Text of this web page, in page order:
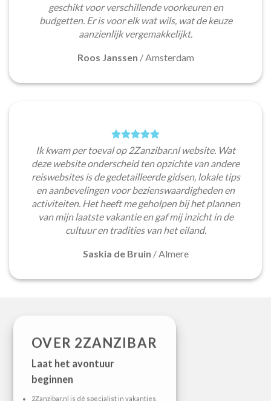
geschikt voor verschillende voorkeuren en
budgetten. Er is voor elk wat wils, wat de keuze
aanzienlijk vergemakkelijkt.
Roos Janssen / Amsterdam
Ik kwam per toeval op 2Zanzibar.nl website. Wat
deze website onderscheid ten opzichte van andere
reiswebsites is de gedetailleerde gidsen, lokale tips
en aanbevelingen voor bezienswaardigheden en
activiteiten. Het heeft me geholpen bij het plannen
van mijn laatste vakantie en gaf mij inzicht in de
cultuur en tradities van het eiland.
Saskia de Bruin / Almere
OVER 2ZANZIBAR
Laat het avontuur
beginnen
2Zanzibar.nl is dé specialist in vakanties,